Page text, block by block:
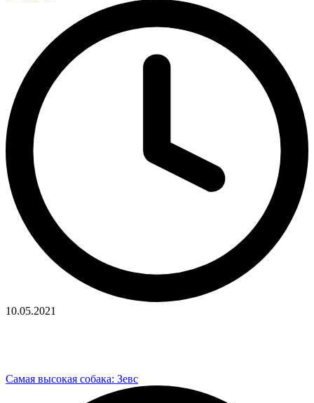
10.05.2021
Самая высокая собака: Зевс